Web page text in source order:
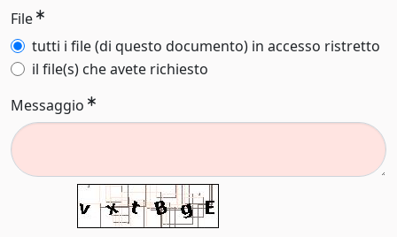
File
tutti i file (di questo documento) in accesso ristretto
il file(s) che avete richiesto
Messaggio